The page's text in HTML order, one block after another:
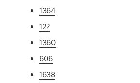
1364
122
1360
606
1638